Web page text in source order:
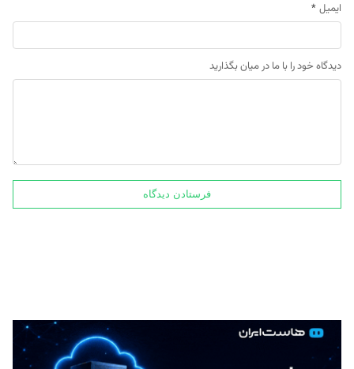
ایمیل *
دیدگاه خود را با ما در میان بگذارید